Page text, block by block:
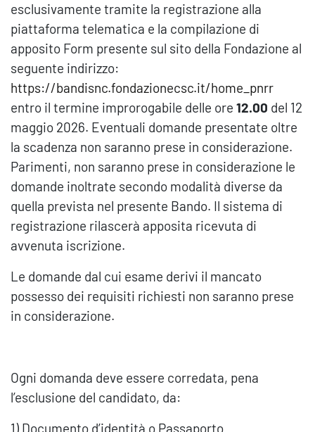
esclusivamente tramite la registrazione alla
piattaforma telematica e la compilazione di
apposito Form presente sul sito della Fondazione al
seguente indirizzo:
https://bandisnc.fondazionecsc.it/home_pnrr
entro il termine improrogabile delle ore 12.00 del 12
maggio 2026. Eventuali domande presentate oltre
la scadenza non saranno prese in considerazione.
Parimenti, non saranno prese in considerazione le
domande inoltrate secondo modalità diverse da
quella prevista nel presente Bando. Il sistema di
registrazione rilascerà apposita ricevuta di
avvenuta iscrizione.
Le domande dal cui esame derivi il mancato
possesso dei requisiti richiesti non saranno prese
in considerazione.
Ogni domanda deve essere corredata, pena
l’esclusione del candidato, da:
1) Documento d’identità o Passaporto